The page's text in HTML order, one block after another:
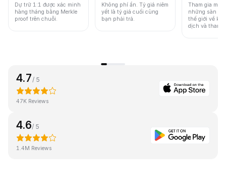
Dự trữ 1:1 được xác minh
hàng tháng bằng Merkle
proof trên chuỗi.
Không phí ẩn. Tỷ giá niêm
yết là tỷ giá cuối cùng
bạn phải trả.
Tham gia một
những sàn
thế giới về
dịch và thanh
4.7 / 5
47K Reviews
4.6/ 5
1.4M Reviews